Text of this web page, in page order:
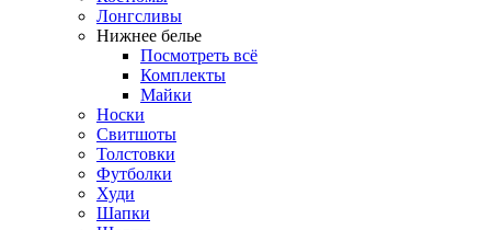
Лонгсливы
Нижнее белье
Посмотреть всё
Комплекты
Майки
Носки
Свитшоты
Толстовки
Футболки
Худи
Шапки